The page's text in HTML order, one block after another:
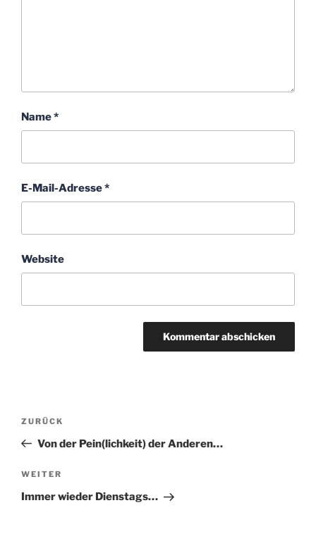
Name*
E-Mail-Adresse*
Website
Beitragsnavigation
Vorheriger
Beitrag
ZURÜCK
Von der Pein(lichkeit) der Anderen…
Nächster
Beitrag
WEITER
Immer wieder Dienstags…